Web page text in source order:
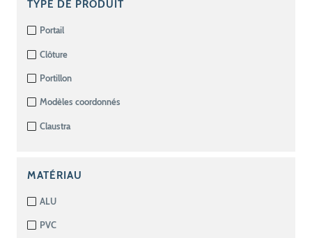
TYPE DE PRODUIT
Portail
Clôture
Portillon
Modèles coordonnés
Claustra
MATÉRIAU
ALU
PVC